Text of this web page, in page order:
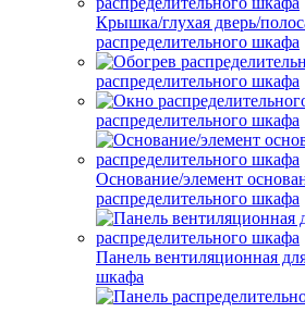
Крышка/глухая дверь/
распределительного шкафа
распределительного шкафа
распределительного шкафа
Основание/элемент
распределительного шкафа
Панель вентиляционная
шкафа